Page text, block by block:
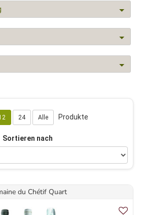
24 Alle Produkte
Sortieren nach
du Chétif Quart